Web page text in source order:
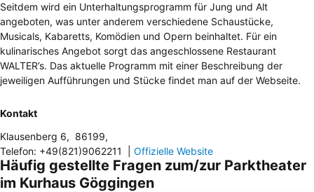
Seitdem wird ein Unterhaltungsprogramm für Jung und Alt
angeboten, was unter anderem verschiedene Schaustücke,
Musicals, Kabaretts, Komödien und Opern beinhaltet. Für ein
kulinarisches Angebot sorgt das angeschlossene Restaurant
WALTER’s. Das aktuelle Programm mit einer Beschreibung der
jeweiligen Aufführungen und Stücke findet man auf der Webseite.
Kontakt
Klausenberg 6, 86199,
Telefon: +49(821)9062211 Offizielle Website
Häufig gestellte Fragen zum/zur Parktheater
im Kurhaus Göggingen